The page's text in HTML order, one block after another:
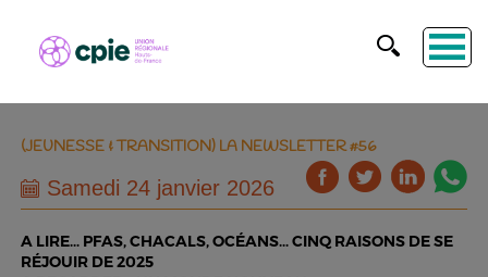
(JEUNESSE & TRANSITION) LA NEWSLETTER #56
Samedi 24 janvier 2026
A LIRE… PFAS, CHACALS, OCÉANS… CINQ RAISONS DE SE
RÉJOUIR DE 2025